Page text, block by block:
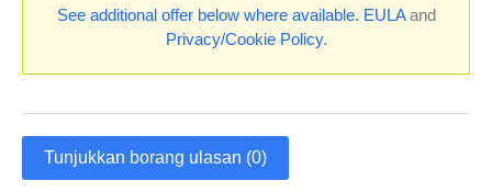
See additional offer below where available. EULAand
Privacy/Cookie Policy.
Tunjukkan borang ulasan (0)